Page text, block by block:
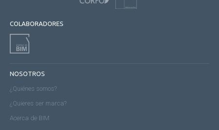
COLABORADORES
NOSOTROS
¿Quiénes somos?
¿Quieres ser marca?
Acerca de BIM